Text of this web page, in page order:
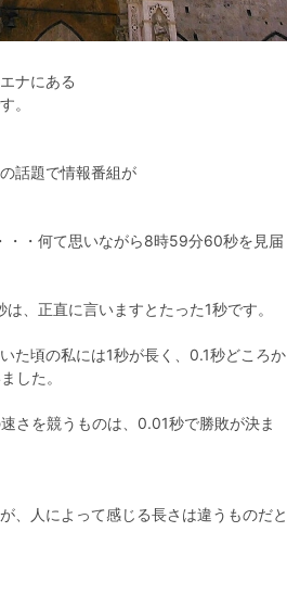
ナにある
。
話題で情報番組が
・・何て思いながら8時59分60秒を見届
、正直に言いますとたった1秒です。
た頃の私には1秒が長く、0.1秒どころか
した。
さを競うものは、0.01秒で勝敗が決ま
、人によって感じる長さは違うものだと